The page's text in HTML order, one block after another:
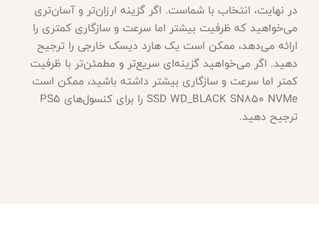
در نهایت، انتخاب با شماست. اگر گزینه ارزان‌تر و آسان‌تری
می‌خواهید که ظرفیت بیشتر اما سرعت و سازگاری کمتری را
ارائه می‌دهد، ممکن است یک هارد دیسک خارجی را ترجیح
دهید. اگر می‌خواهید گزینه‌ای سریع‌تر و مطمئن‌تر با ظرفیت
کمتر اما سرعت و سازگاری بیشتر داشته باشید، ممکن است
SSD WD_BLACK SN850 NVMe را برای کنسول‌های PS5
ترجیح دهید.